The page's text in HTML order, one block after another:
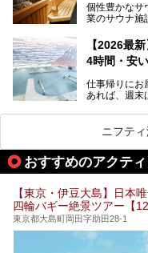
個性豊かなサ
業のサウナ施
を旅の目的
ど、自分の
魅力です。
最近では、男
い個室サウナ
ら、特にお
してみてくだ
【2026最
4時間・安
仕事帰りにお
あれば、週末
また、終電
る場所があ
しょうか。
そこで本記事
24時間営業で
い施設、デー
が充実した施
ださい。
ニフテ
おすすめのアクテ
【東京・伊豆大島】日本
四輪バギー絶景ツアー【
東京都大島町岡田字助田28-1